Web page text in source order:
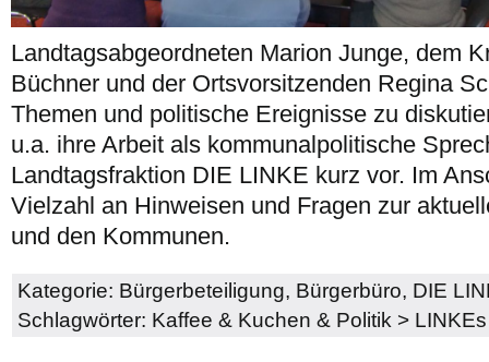
Landtagsabgeordneten Marion Junge, dem
Büchner und der Ortsvorsitzenden Regina
Themen und politische Ereignisse zu
u.a. ihre Arbeit als kommunalpolitische
Landtagsfraktion DIE LINKE kurz vor. Im
Vielzahl an Hinweisen und Fragen zur
und den Kommunen.
Kategorie: Bürgerbeteiligung, Bürgerbüro, DIE
Schlagwörter: Kaffee & Kuchen & Politik >